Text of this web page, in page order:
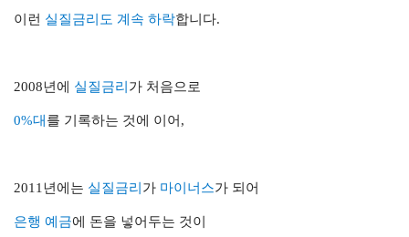
이런 실질금리도 계속 하락합니다.
2008년에 실질금리가 처음으로
0%대를 기록하는 것에 이어,
2011년에는 실질금리가 마이너스가 되어
은행 예금에 돈을 넣어두는 것이